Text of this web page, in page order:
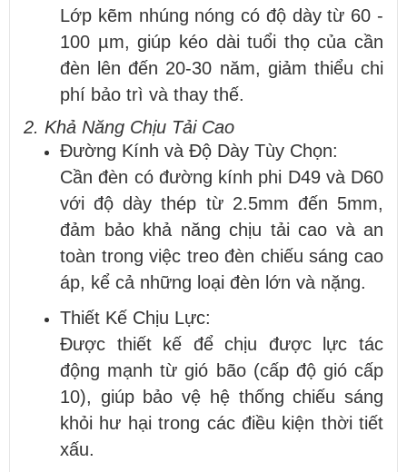
Lớp kẽm nhúng nóng có độ dày từ 60 -
100 µm, giúp kéo dài tuổi thọ của cần
đèn lên đến 20-30 năm, giảm thiểu chi
phí bảo trì và thay thế.
2. Khả Năng Chịu Tải Cao
Đường Kính và Độ Dày Tùy Chọn:
Cần đèn có đường kính phi D49 và D60
với độ dày thép từ 2.5mm đến 5mm,
đảm bảo khả năng chịu tải cao và an
toàn trong việc treo đèn chiếu sáng cao
áp, kể cả những loại đèn lớn và nặng.
Thiết Kế Chịu Lực:
Được thiết kế để chịu được lực tác
động mạnh từ gió bão (cấp độ gió cấp
10), giúp bảo vệ hệ thống chiếu sáng
khỏi hư hại trong các điều kiện thời tiết
xấu.